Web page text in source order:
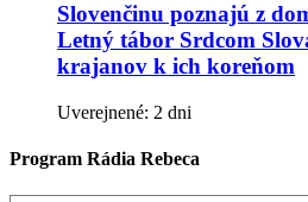
Slovenčinu poznajú z
Letný tábor Srdcom
krajanov k ich koreňom
Uverejnené: 2 dni
Program Rádia Rebeca